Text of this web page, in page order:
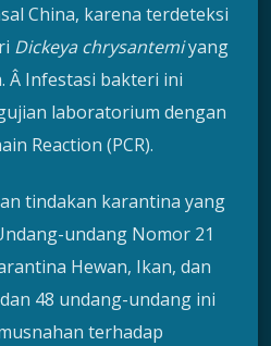
China, karena terdeteksi
Dickeya chrysantemiyang
Â Infestasi bakteri ini
laboratorium dengan
Reaction (PCR).
tindakan karantina yang
undang Nomor 21
Hewan, Ikan, dan
48 undang-undang ini
terhadap